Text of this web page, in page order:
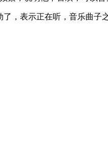
，表示正在听，音乐曲